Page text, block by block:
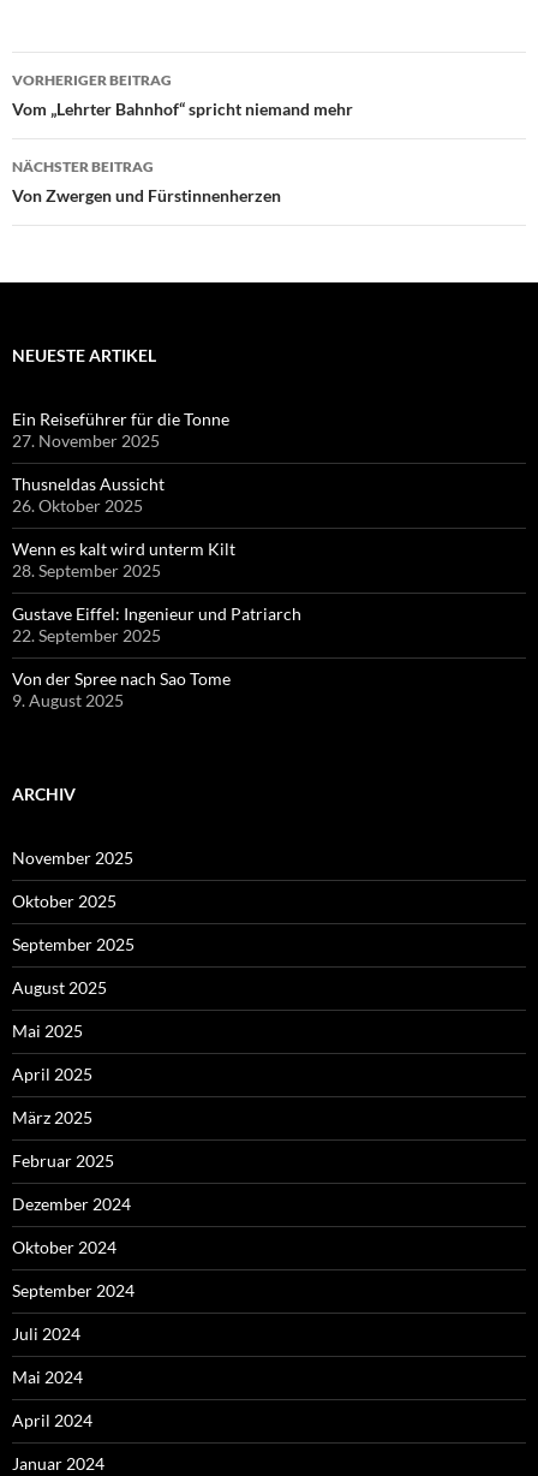
Beitragsnavigation
VORHERIGER BEITRAG
Vom „Lehrter Bahnhof“ spricht niemand mehr
NÄCHSTER BEITRAG
Von Zwergen und Fürstinnenherzen
NEUESTE ARTIKEL
Ein Reiseführer für die Tonne
27. November 2025
Thusneldas Aussicht
26. Oktober 2025
Wenn es kalt wird unterm Kilt
28. September 2025
Gustave Eiffel: Ingenieur und Patriarch
22. September 2025
Von der Spree nach Sao Tome
9. August 2025
ARCHIV
November 2025
Oktober 2025
September 2025
August 2025
Mai 2025
April 2025
März 2025
Februar 2025
Dezember 2024
Oktober 2024
September 2024
Juli 2024
Mai 2024
April 2024
Januar 2024